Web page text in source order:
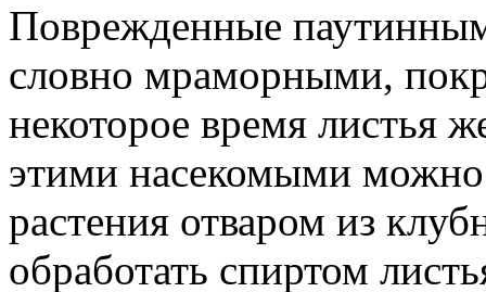
Поврежденные
словно мраморными,
некоторое время листья
этими насекомыми
растения отваром из
обработать спиртом